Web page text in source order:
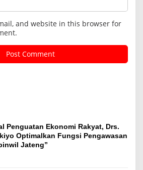
and website in this browser for
Penguatan Ekonomi Rakyat, Drs.
Optimalkan Fungsi Pengawasan
Jateng”